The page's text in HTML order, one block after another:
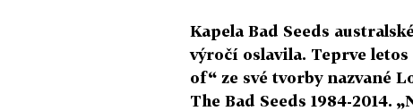
Kapela Bad Seeds
výročí oslavila. Teprve
of“ ze své tvorby nazvané
The Bad Seeds 1984-2014.